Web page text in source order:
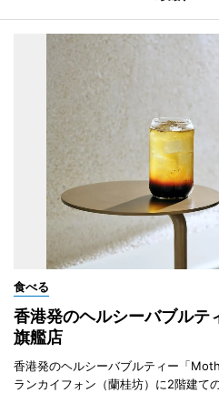
食べる
香港発のヘルシーバブルテ
旗艦店
香港発のヘルシーバブルティー「
ランカイフォン（蘭桂坊）に2階建て